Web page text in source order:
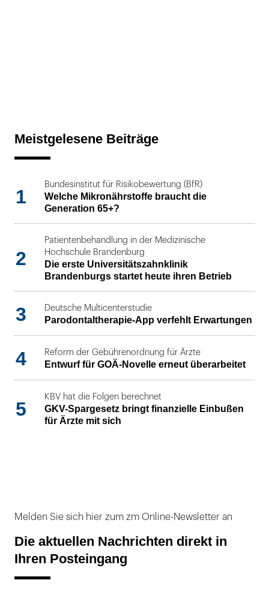
Meistgelesene Beiträge
1
Bundesinstitut für Risikobewertung (BfR)
Welche Mikronährstoffe braucht die
Generation 65+?
2
Patientenbehandlung in der Medizinische
Hochschule Brandenburg
Die erste Universitätszahnklinik
Brandenburgs startet heute ihren Betrieb
3 Deutsche Multicenterstudie
Parodontaltherapie-App verfehlt Erwartungen
4 Reform der Gebührenordnung für Ärzte
Entwurf für GOÄ-Novelle erneut überarbeitet
5
KBV hat die Folgen berechnet
GKV-Spargesetz bringt finanzielle Einbußen
für Ärzte mit sich
Melden Sie sich hier zum zm Online-Newsletter an
Die aktuellen Nachrichten direkt in
Ihren Posteingang